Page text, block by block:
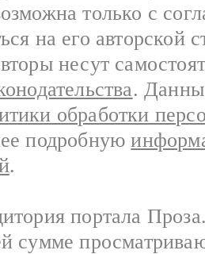
только с
на его авторской
несут
.
обработки
подробную
.
портала
сумме